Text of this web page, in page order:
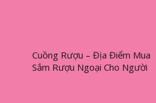
Cuồng Rượu – Địa Điểm Mua
Sắm Rượu Ngoại Cho Người